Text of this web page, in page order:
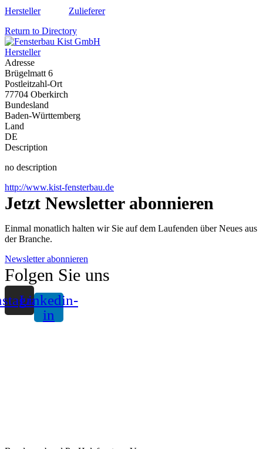
Hersteller
Zulieferer
Return to Directory
Hersteller
Adresse
Brügelmatt 6
Postleitzahl-Ort
77704 Oberkirch
Bundesland
Baden-Württemberg
Land
DE
Description
no description
http://www.kist-fensterbau.de
Jetzt Newsletter abonnieren
Einmal monatlich halten wir Sie auf dem Laufenden über Neues aus
der Branche.
Newsletter abonnieren
Folgen Sie uns
Linkedin-
in